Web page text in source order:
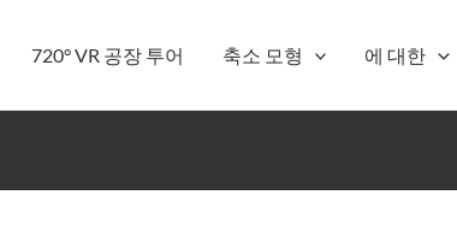
720° VR 공장 투어 축소 모형 에 대한